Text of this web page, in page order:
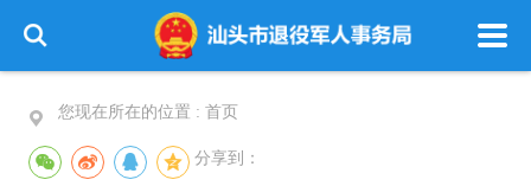
您现在所在的位置 : 首页
分享到：